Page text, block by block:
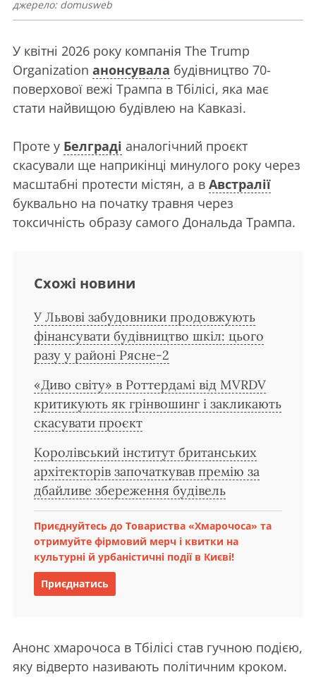
джерело: domusweb
У квітні 2026 року компанія The Trump
Organization анонсувала будівництво 70-
поверхової вежі Трампа в Тбілісі, яка має
стати найвищою будівлею на Кавказі.
Проте у Белграді аналогічний проєкт
скасували ще наприкінці минулого року через
масштабні протести містян, а в Австралії
буквально на початку травня через
токсичність образу самого Дональда Трампа.
Схожі новини
У Львові забудовники продовжують
фінансувати будівництво шкіл: цього
разу у районі Рясне-2
«Диво світу» в Роттердамі від MVRDV
критикують як грінвошинг і закликають
скасувати проєкт
Королівський інститут британських
архітекторів започаткував премію за
дбайливе збереження будівель
Приєднуйтесь до Товариства «Хмарочоса» та
отримуйте фірмовий мерч і квитки на
культурні й урбаністичні події в Києві!
Приєднатись
Анонс хмарочоса в Тбілісі став гучною подією,
яку відверто називають політичним кроком.